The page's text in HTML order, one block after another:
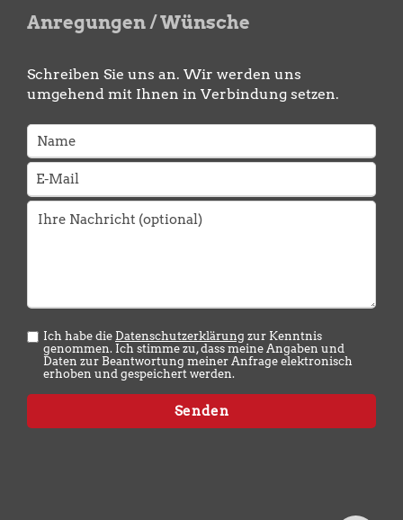
Anregungen / Wünsche
Schreiben Sie uns an. Wir werden uns
umgehend mit Ihnen in Verbindung setzen.
Ich habe die Datenschutzerklärung zur Kenntnis
genommen. Ich stimme zu, dass meine Angaben und
Daten zur Beantwortung meiner Anfrage elektronisch
erhoben und gespeichert werden.